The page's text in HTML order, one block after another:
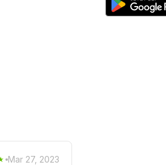
Mar 27, 2023